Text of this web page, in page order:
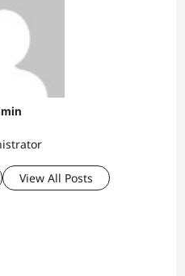
View All Posts